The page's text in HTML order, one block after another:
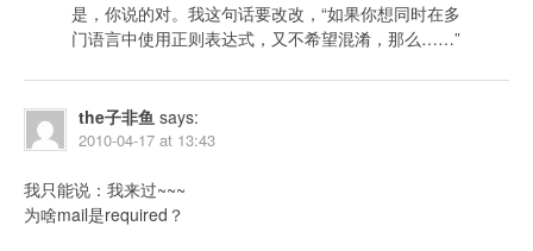
是，你说的对。我这句话要改改，“如果你想同时在多
门语言中使用正则表达式，又不希望混淆，那么……”
the子非鱼 says:
2010-04-17 at 13:43
我只能说：我来过~~~
为啥mail是required？